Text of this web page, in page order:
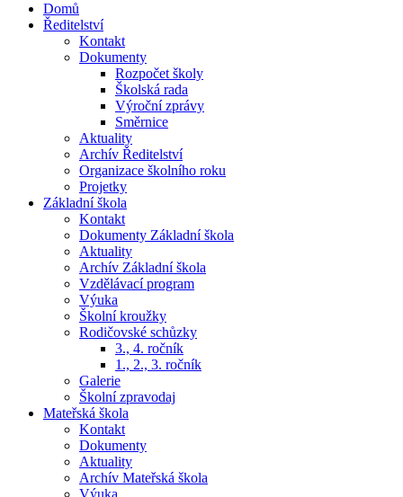
Domů
Ředitelství
Kontakt
Dokumenty
Rozpočet školy
Školská rada
Výroční zprávy
Směrnice
Aktuality
Archív Ředitelství
Organizace školního roku
Projetky
Základní škola
Kontakt
Dokumenty Základní škola
Aktuality
Archív Základní škola
Vzdělávací program
Výuka
Školní kroužky
Rodičovské schůzky
3., 4. ročník
1., 2., 3. ročník
Galerie
Školní zpravodaj
Mateřská škola
Kontakt
Dokumenty
Aktuality
Archív Mateřská škola
Výuka